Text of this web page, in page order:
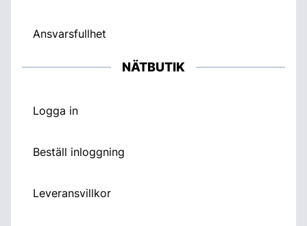
Ansvarsfullhet
NÄTBUTIK
Logga in
Beställ inloggning
Leveransvillkor